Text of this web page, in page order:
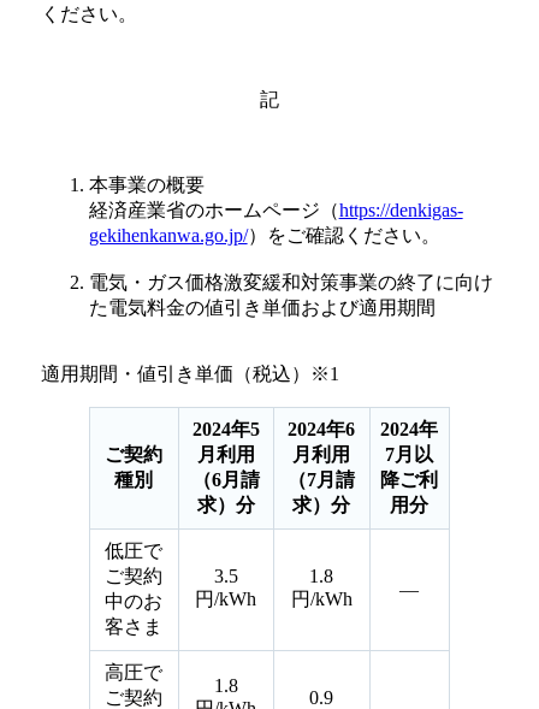
ください。
記
本事業の概要
経済産業省のホームページ（https://denkigas-
gekihenkanwa.go.jp/）をご確認ください。
電気・ガス価格激変緩和対策事業の終了に向け
た電気料金の値引き単価および適用期間
適用期間・値引き単価（税込）※1
ご契約
種別
2024年5
月利用
（6月請
求）分
2024年6
月利用
（7月請
求）分
2024年
7月以
降ご利
用分
低圧で
ご契約
中のお
客さま
3.5
円/kWh
1.8
円/kWh
―
高圧で
ご契約
1.8
0.9